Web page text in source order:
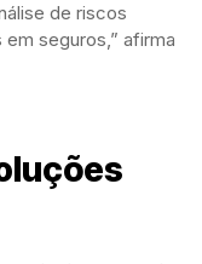
de riscos
seguros,” afirma